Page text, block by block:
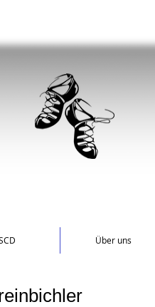
Über uns